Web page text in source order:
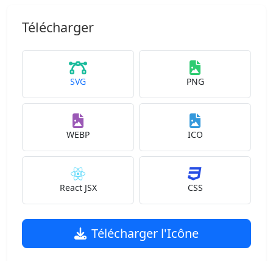
Télécharger
SVG PNG
WEBP ICO
React JSX CSS
Télécharger l'Icône